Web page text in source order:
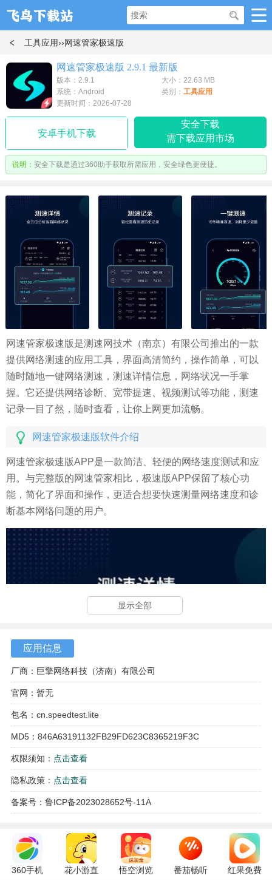
工具应用››网速管家极速版
网速管家极速版 2.9.1 最新版
版本：2.9.1
大小：22.63 MB
系统：Android
类别： 工具应用
更新时间：2026-07-28
安卓手机下载
安全下载
需下载应用市场
说明： 安全下载是通过360助手获取所需应用，安全绿色更便捷。
网速管家极速版是测速网技术（南京）有限公司推出的一款
提供网络测速的应用工具，界面高清简约，操作简单，可以
随时随地一键网络测速，测速详情信息，网络状况一手掌
握。它还提供网络诊断、宽带提速、视频测试等功能，测速
记录一目了然，随时查看，让你上网更加流畅。
网速管家极速版软件介绍
网速管家极速版APP是一款简洁、轻便的网络速度测试和应
用。与完整版的网速管家相比，极速版APP保留了核心功
能，简化了界面和操作，更适合想要快速测量网络速度和诊
断基本网络问题的用户。
显示全部
应用信息
厂商：巨擎网络科技（济南）有限公司
官网：暂无
包名：cn.speedtest.lite
MD5：846A63191132FB29FD623C8365219F3C
权限须知： 点击查看
隐私政策： 点击查看
备案号：鲁ICP备2023028652号-11A
360手机
花小游直
悟空浏览
番茄畅听
红果免费